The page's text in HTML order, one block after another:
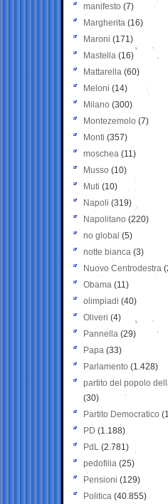
manifesto (7)
Margherita (16)
Maroni (171)
Mastella (16)
Mattarella (60)
Meloni (14)
Milano (300)
Montezemolo (7)
Monti (357)
moschea (11)
Musso (10)
Muti (10)
Napoli (319)
Napolitano (220)
no global (5)
notte bianca (3)
Nuovo Centrodestra
Obama (11)
olimpiadi (40)
Oliveri (4)
Pannella (29)
Papa (33)
Parlamento (1.428)
partito del popolo
(30)
Partito Democratico
PD (1.188)
PdL (2.781)
pedofilia (25)
Pensioni (129)
Politica (40.855)